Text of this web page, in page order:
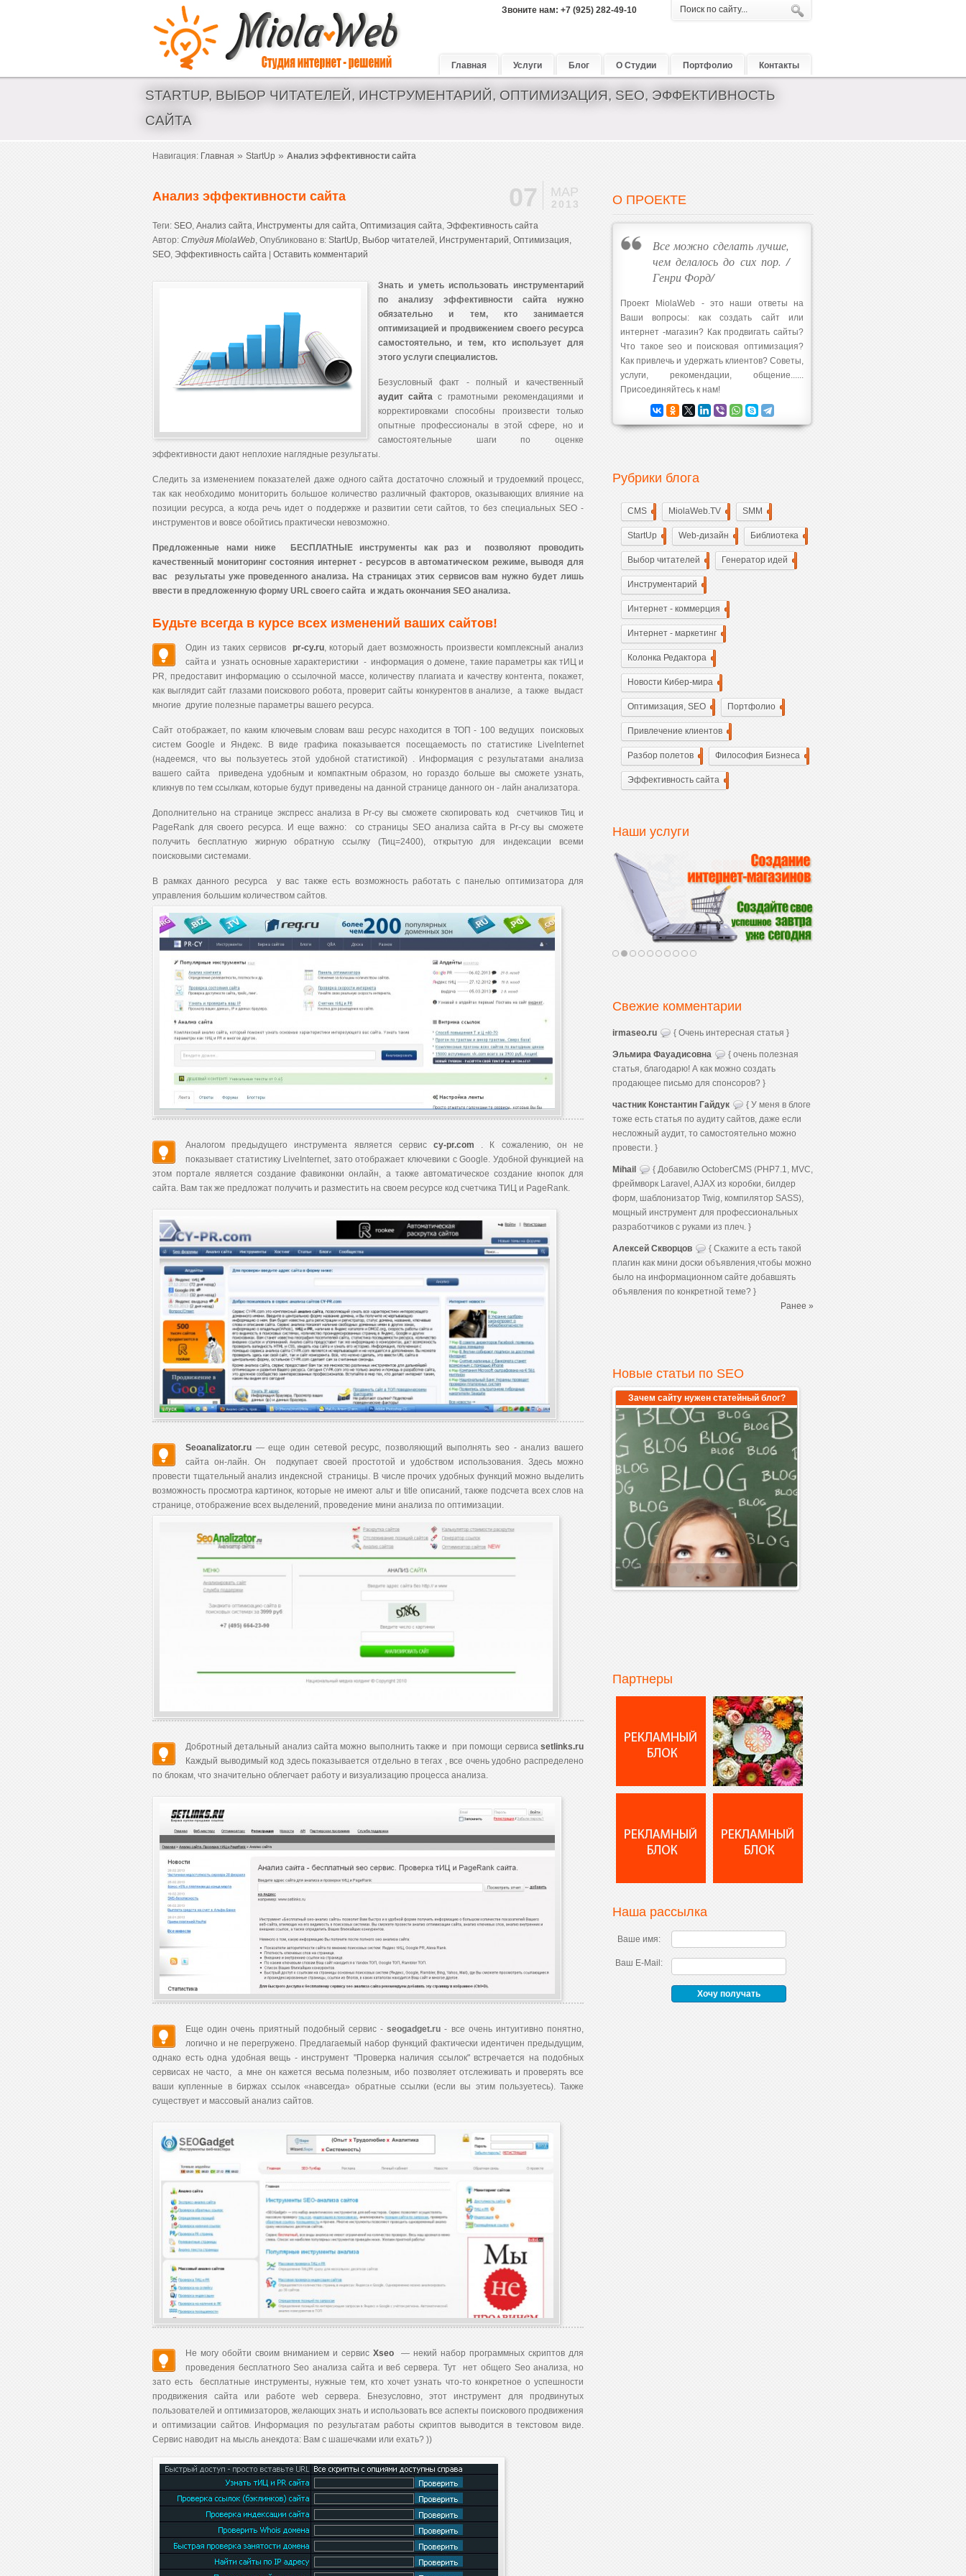
Создание сайтов и интернет магазинов. Аудит и seo оптимизация.
Звоните нам: +7 (925) 282-49-10
Главная Услуги Блог О Студии Портфолио Контакты
STARTUP, ВЫБОР ЧИТАТЕЛЕЙ, ИНСТРУМЕНТАРИЙ, ОПТИМИЗАЦИЯ, SEO, ЭФФЕКТИВНОСТЬ
САЙТА
Навигация: Главная » StartUp » Анализ эффективности сайта
07 МАР
2013
Анализ эффективности сайта
Теги: SEO, Анализ сайта, Инструменты для сайта, Оптимизация сайта, Эффективность сайта
Автор: Студия MiolaWeb, Опубликовано в: StartUp, Выбор читателей, Инструментарий, Оптимизация,
SEO, Эффективность сайта Оставить комментарий
Знать и уметь использовать инструментарий
по анализу эффективности сайта нужно
обязательно и тем, кто занимается
оптимизацией и продвижением своего ресурса
самостоятельно, и тем, кто использует для
этого услуги специалистов.
Безусловный факт - полный и качественный
аудит сайта с грамотными рекомендациями и
корректировками способны произвести только
опытные профессионалы в этой сфере, но и
самостоятельные шаги по оценке
эффективности дают неплохие наглядные результаты.
Следить за изменением показателей даже одного сайта достаточно сложный и трудоемкий процесс,
так как необходимо мониторить большое количество различный факторов, оказывающих влияние на
позиции ресурса, а когда речь идет о поддержке и развитии сети сайтов, то без специальных SEO -
инструментов и вовсе обойтись практически невозможно.
Предложенные нами ниже БЕСПЛАТНЫЕ инструменты как раз и позволяют проводить
качественный мониторинг состояния интернет - ресурсов в автоматическом режиме, выводя для
вас результаты ужепроведенного анализа. На страницах этих сервисов вам нужно будет лишь
ввести в предложенную форму URL своего сайта и ждать окончания SEO анализа.
Будьте всегда в курсе всех изменений ваших сайтов!
Один из таких сервисов pr-cy.ru, который дает возможность произвести комплексный анализ
сайта и узнать основные характеристики - информация о домене, такие параметры как тИЦ и
PR, предоставит информацию о ссылочной массе, количеству плагиата и качеству контента, покажет,
как выглядит сайт глазами поискового робота, проверит сайты конкурентов в анализе, а также выдаст
многие другие полезные параметры вашего ресурса.
Сайт отображает, по каким ключевым словам ваш ресурс находится в ТОП - 100 ведущих поисковых
систем Google и Яндекс. В виде графика показывается посещаемость по статистике LiveInternet
(надеемся, что вы пользуетесь этой удобной статистикой) . Информация с результатами анализа
вашего сайта приведена удобным и компактным образом, но гораздо больше вы сможете узнать,
кликнув по тем ссылкам, которые будут приведены на данной странице данного он - лайн анализатора.
Дополнительно на странице экспресс анализа в Pr-cy вы сможете скопировать код счетчиков Тиц и
PageRank для своего ресурса. И еще важно: со страницы SEO анализа сайта в Pr-cy вы сможете
получить бесплатную жирную обратную ссылку (Тиц=2400), открытую для индексации всеми
поисковыми системами.
В рамках данного ресурса у вас также есть возможность работать с панелью оптимизатора для
управления большим количеством сайтов.
Аналогом предыдущего инструмента является сервис cy-pr.com
. К сожалению, он не
показывает статистику LiveInternet, зато отображает ключевики с Google. Удобной функцией на
этом портале является создание фавиконки онлайн, а также автоматическое создание кнопок для
сайта. Вам так же предложат получить и разместить на своем ресурсе код счетчика ТИЦ и PageRank.
Seoanalizator.ru — еще один сетевой ресурс, позволяющий выполнять seo - анализ вашего
сайта он-лайн. Он подкупает своей простотой и удобством использования. Здесь можно
провести тщательный анализ индексной страницы. В числе прочих удобных функций можно выделить
возможность просмотра картинок, которые не имеют альт и title описаний, также подсчета всех слов на
странице, отображение всех выделений, проведение мини анализа по оптимизации.
Добротный детальный анализ сайта можно выполнить также и при помощи сервиса setlinks.ru
Каждый выводимый код здесь показывается отдельно в тегах , все очень удобно распределено
по блокам, что значительно облегчает работу и визуализацию процесса анализа.
Еще один очень приятный подобный сервис -seogadget.ru - все очень интуитивно понятно,
логично и не перегружено. Предлагаемый набор функций фактически идентичен предыдущим,
однако есть одна удобная вещь - инструмент "Проверка наличия ссылок" встречается на подобных
сервисах не часто, а мне он кажется весьма полезным, ибо позволяет отслеживать и проверять все
ваши купленные в биржах ссылок «навсегда» обратные ссылки (если вы этим пользуетесь). Также
существует и массовый анализ сайтов.
Не могу обойти своим вниманием и сервис Xseo — некий набор программных скриптов для
проведения бесплатного Seo анализа сайта и веб сервера. Тут нет общего Seo анализа, но
зато есть бесплатные инструменты, нужные тем, кто хочет узнать что-то конкретное о успешности
продвижения сайта или работе web сервера. Бнезусловно, этот инструмент для продвинутых
пользователей и оптимизаторов, желающих знать и использовать все аспекты поискового продвижения
и оптимизации сайтов. Информация по результатам работы скриптов выводится в текстовом виде.
Сервис наводит на мысль анекдота: Вам с шашечками или ехать? ))
О ПРОЕКТЕ
Все можно сделать лучше,
чем делалось до сих пор. /
Генри Форд/
Проект MiolaWeb - это наши ответы на
Ваши вопросы: как создать сайт или
интернет -магазин? Как продвигать сайты?
Что такое seo и поисковая оптимизация?
Как привлечь и удержать клиентов? Советы,
услуги, рекомендации, общение......
Присоединяйтесь к нам!
Рубрики блога
CMS MiolaWeb.TV SMM
StartUp Web-дизайн Библиотека
Выбор читателей Генератор идей
Инструментарий
Интернет - коммерция
Интернет - маркетинг
Колонка Редактора
Новости Кибер-мира
Оптимизация, SEO Портфолио
Привлечение клиентов
Разбор полетов Философия Бизнеса
Эффективность сайта
Наши услуги
Свежие комментарии
irmaseo.ru { Очень интересная статья }
Эльмира Фауадисовна
{ очень полезная
статья, благодарю! А как можно создать
продающее письмо для спонсоров? }
частник Константин Гайдук
{ У меня в блоге
тоже есть статья по аудиту сайтов, даже если
несложный аудит, то самостоятельно можно
провести. }
Mihail
{ Добавилю OctoberCMS (PHP7.1, MVC,
фреймворк Laravel, AJAX из коробки, билдер
форм, шаблонизатор Twig, компилятор SASS),
мощный инструмент для профессиональных
разработчиков с руками из плеч. }
Алексей Скворцов
{ Скажите а есть такой
плагин как мини доски объявления,чтобы можно
было на информационном сайте добавшять
объявления по конкретной теме? }
Ранее »
Новые статьи по SEO
Зачем сайту нужен статейный блог?
Партнеры
Наша рассылка
Ваше имя:
Ваш E-Mail: